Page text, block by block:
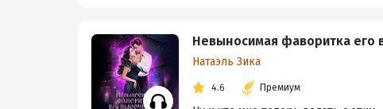
Невыносимая фаворитка его
Натаэль Зика
4.6 Премиум